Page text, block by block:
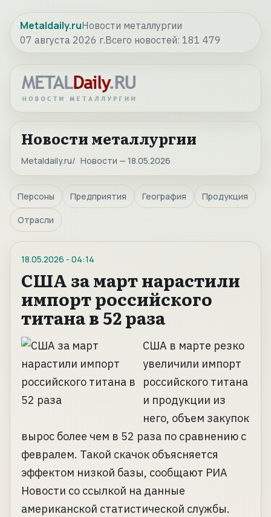
Metaldaily.ruНовости металлургии
07 августа 2026 г.Всего новостей: 181 479
Новости металлургии
Metaldaily.ru Новости — 18.05.2026
Персоны Предприятия География Продукция
Отрасли
18.05.2026 - 04:14
США за март нарастили
импорт российского
титана в 52 раза
США в марте резко
увеличили импорт
российского титана
и продукции из
него, объем закупок
вырос более чем в 52 раза по сравнению с
февралем. Такой скачок объясняется
эффектом низкой базы, сообщают РИА
Новости со ссылкой на данные
американской статистической службы.